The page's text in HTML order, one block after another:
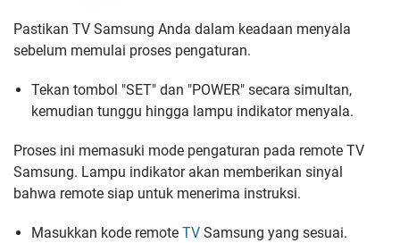
Pastikan TV Samsung Anda dalam keadaan menyala
sebelum memulai proses pengaturan.
Tekan tombol "SET" dan "POWER" secara simultan,
kemudian tunggu hingga lampu indikator menyala.
Proses ini memasuki mode pengaturan pada remote TV
Samsung. Lampu indikator akan memberikan sinyal
bahwa remote siap untuk menerima instruksi.
Masukkan kode remote TV Samsung yang sesuai.